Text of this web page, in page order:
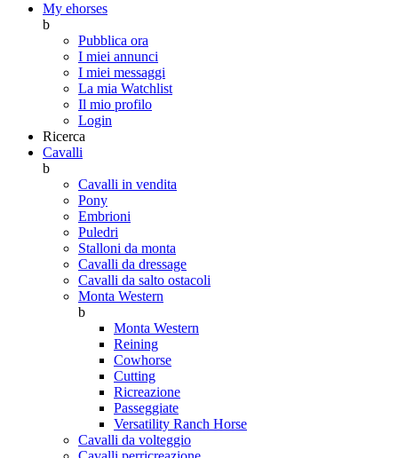
My ehorses
b
Pubblica ora
I miei annunci
I miei messaggi
La mia Watchlist
Il mio profilo
Login
Ricerca
Cavalli
b
Cavalli in vendita
Pony
Embrioni
Puledri
Stalloni da monta
Cavalli da dressage
Cavalli da salto ostacoli
Monta Western
b
Monta Western
Reining
Cowhorse
Cutting
Ricreazione
Passeggiate
Versatility Ranch Horse
Cavalli da volteggio